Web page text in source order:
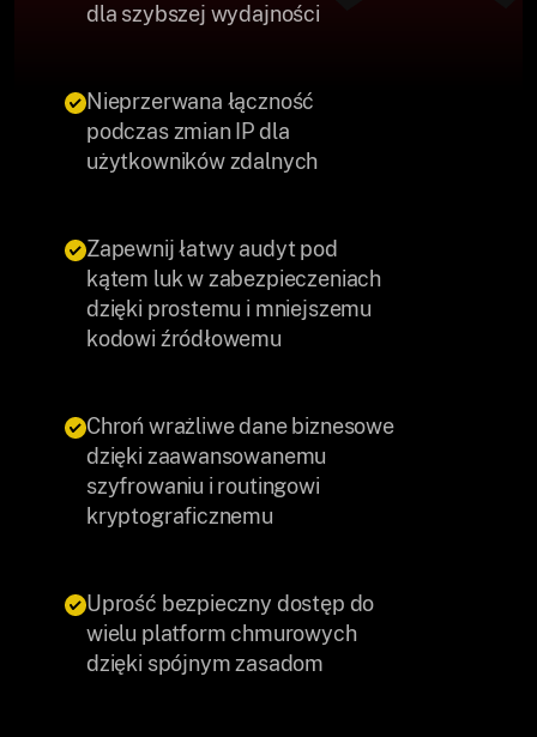
dla szybszej wydajności
Nieprzerwana łączność
podczas zmian IP dla
użytkowników zdalnych
Zapewnij łatwy audyt pod
kątem luk w zabezpieczeniach
dzięki prostemu i mniejszemu
kodowi źródłowemu
Chroń wrażliwe dane biznesowe
dzięki zaawansowanemu
szyfrowaniu i routingowi
kryptograficznemu
Uprość bezpieczny dostęp do
wielu platform chmurowych
dzięki spójnym zasadom